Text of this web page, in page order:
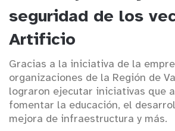
seguridad de los
Artificio
Gracias a la iniciativa de la
organizaciones de la Región de
lograron ejecutar iniciativas que
fomentar la educación, el
mejora de infraestructura y más.